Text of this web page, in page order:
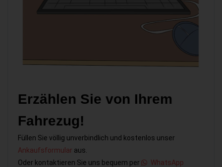
Erzählen Sie von Ihrem
Fahrezug!
Füllen Sie völlig unverbindlich und kostenlos unser
Ankaufsformular aus.
Oder kontaktieren Sie uns bequem per
WhatsApp